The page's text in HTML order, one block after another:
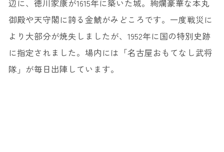
辺に、徳川家康が1615年に築いた城。絢爛豪華な本丸
御殿や天守閣に誇る金鯱がみどころです。一度戦災に
より大部分が焼失しましたが、1952年に国の特別史跡
に指定されました。場内には「名古屋おもてなし武将
隊」が毎日出陣しています。